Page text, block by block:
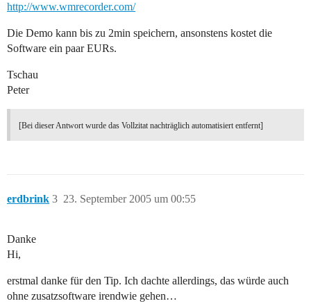
http://www.wmrecorder.com/
Die Demo kann bis zu 2min speichern, ansonstens kostet die
Software ein paar EURs.
Tschau
Peter
[Bei dieser Antwort wurde das Vollzitat nachträglich automatisiert entfernt]
erdbrink 23. September 2005 um 00:55
3
Danke
Hi,
erstmal danke für den Tip. Ich dachte allerdings, das würde auch
ohne zusatzsoftware irendwie gehen…